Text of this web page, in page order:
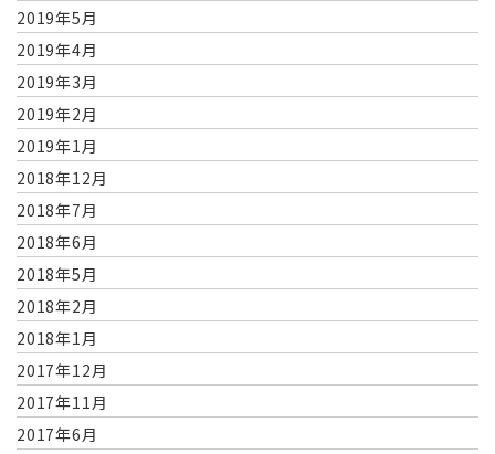
2019年5月
2019年4月
2019年3月
2019年2月
2019年1月
2018年12月
2018年7月
2018年6月
2018年5月
2018年2月
2018年1月
2017年12月
2017年11月
2017年6月